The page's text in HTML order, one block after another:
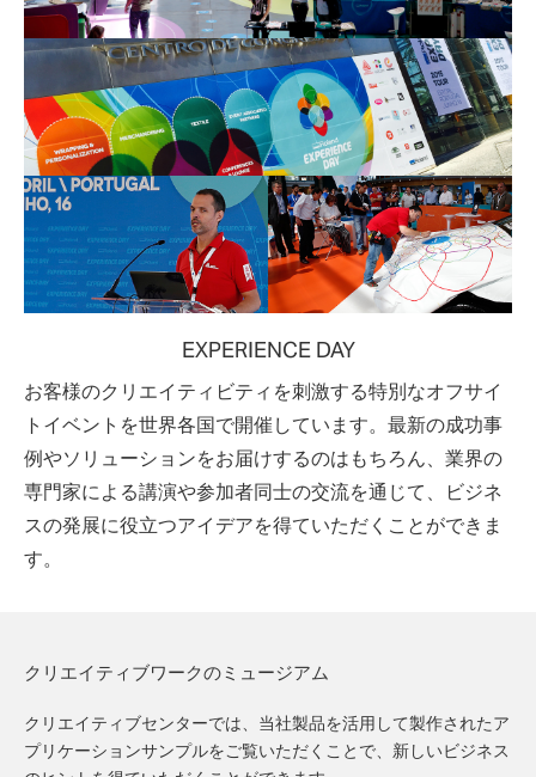
EXPERIENCE DAY
お客様のクリエイティビティを刺激する特別なオフサイ
トイベントを世界各国で開催しています。最新の成功事
例やソリューションをお届けするのはもちろん、業界の
専門家による講演や参加者同士の交流を通じて、ビジネ
スの発展に役立つアイデアを得ていただくことができま
す。
クリエイティブワークのミュージアム
クリエイティブセンターでは、当社製品を活用して製作されたア
プリケーションサンプルをご覧いただくことで、新しいビジネス